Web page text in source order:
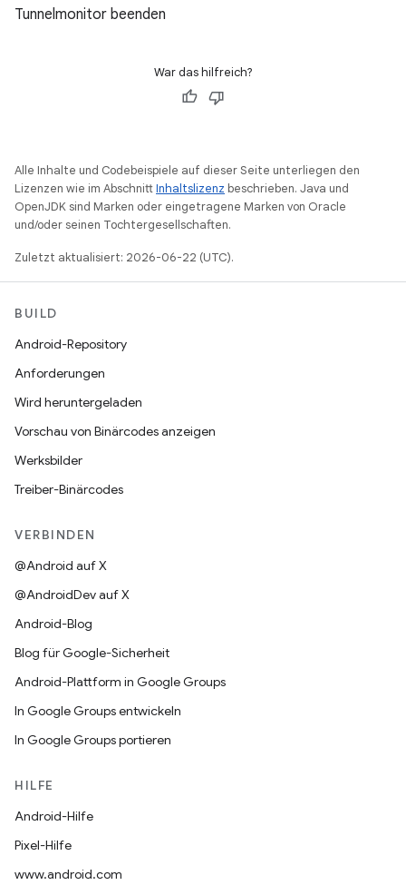
Tunnelmonitor beenden
War das hilfreich?
Alle Inhalte und Codebeispiele auf dieser Seite unterliegen den
Lizenzen wie im AbschnittInhaltslizenz beschrieben. Java und
OpenJDK sind Marken oder eingetragene Marken von Oracle
und/oder seinen Tochtergesellschaften.
Zuletzt aktualisiert: 2026-06-22 (UTC).
BUILD
Android-Repository
Anforderungen
Wird heruntergeladen
Vorschau von Binärcodes anzeigen
Werksbilder
Treiber-Binärcodes
VERBINDEN
@Android auf X
@AndroidDev auf X
Android-Blog
Blog für Google-Sicherheit
Android-Plattform in Google Groups
In Google Groups entwickeln
In Google Groups portieren
HILFE
Android-Hilfe
Pixel-Hilfe
www.android.com